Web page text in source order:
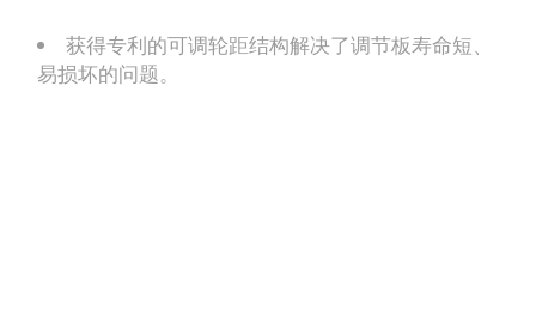
获得专利的可调轮距结构解决了调节板寿命短、
易损坏的问题。